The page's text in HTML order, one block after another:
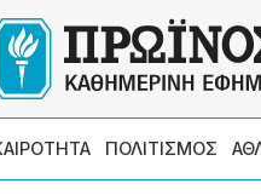
ΠΟΛΙΤΙΣΜΟΣ